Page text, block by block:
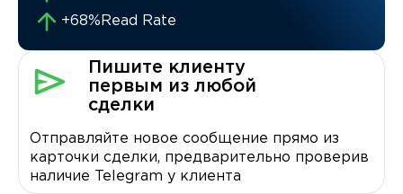
+68% Read Rate
Пишите клиенту
первым из любой
сделки
Отправляйте новое сообщение прямо из
карточки сделки, предварительно проверив
наличие Telegram у клиента